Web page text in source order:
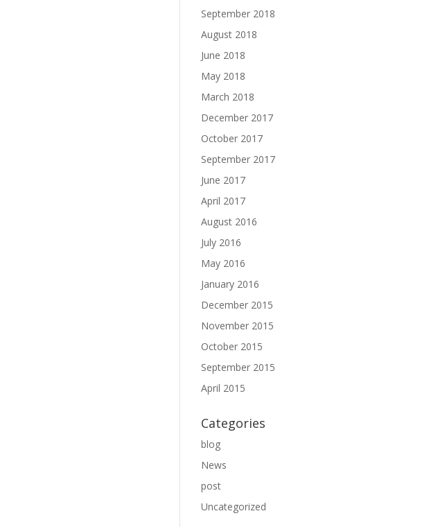
September 2018
August 2018
June 2018
May 2018
March 2018
December 2017
October 2017
September 2017
June 2017
April 2017
August 2016
July 2016
May 2016
January 2016
December 2015
November 2015
October 2015
September 2015
April 2015
Categories
blog
News
post
Uncategorized